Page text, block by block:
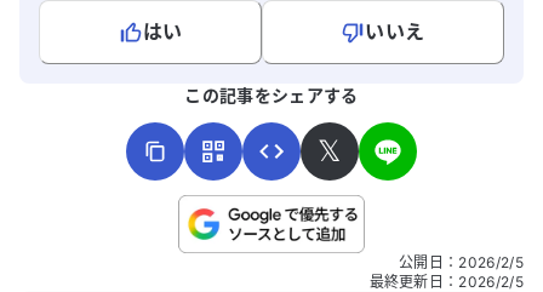
はい
いいえ
こちらは送信専用のフォームです。氏名やご自身の病気の詳細な
この記事をシェアする
𝕏
公開日 ： 2026/2/5
最終更新日 ： 2026/2/5